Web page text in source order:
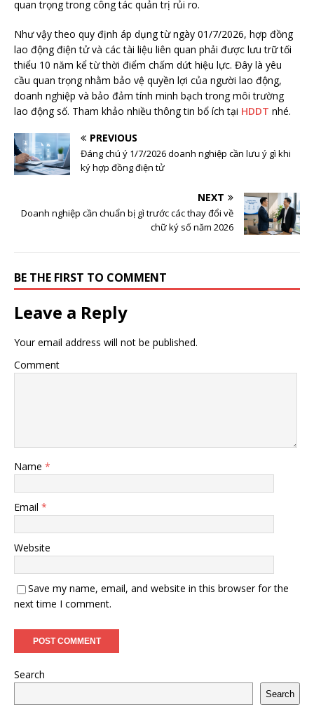
quan trọng trong công tác quản trị rủi ro.
Như vậy theo quy định áp dụng từ ngày 01/7/2026, hợp đồng
lao động điện tử và các tài liệu liên quan phải được lưu trữ tối
thiểu 10 năm kể từ thời điểm chấm dứt hiệu lực. Đây là yêu
cầu quan trọng nhằm bảo vệ quyền lợi của người lao động,
doanh nghiệp và bảo đảm tính minh bạch trong môi trường
lao động số. Tham khảo nhiều thông tin bổ ích tại HDDT nhé.
PREVIOUS
Đáng chú ý 1/7/2026 doanh nghiệp cần lưu ý gì khi
ký hợp đồng điện tử
NEXT
Doanh nghiệp cần chuẩn bị gì trước các thay đổi về
chữ ký số năm 2026
BE THE FIRST TO COMMENT
Leave a Reply
Your email address will not be published.
Comment
Name *
Email *
Website
Save my name, email, and website in this browser for the
next time I comment.
Search
Search